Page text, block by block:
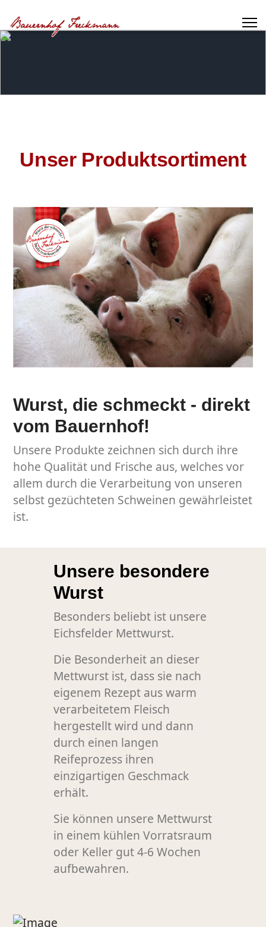
Unser Produktsortiment
Wurst, die schmeckt - direkt
vom Bauernhof!
Unsere Produkte zeichnen sich durch ihre
hohe Qualität und Frische aus, welches vor
allem durch die Verarbeitung von unseren
selbst gezüchteten Schweinen gewährleistet
ist.
Unsere besondere
Wurst
Besonders beliebt ist unsere
Eichsfelder Mettwurst.
Die Besonderheit an dieser
Mettwurst ist, dass sie nach
eigenem Rezept aus warm
verarbeitetem Fleisch
hergestellt wird und dann
durch einen langen
Reifeprozess ihren
einzigartigen Geschmack
erhält.
Sie können unsere Mettwurst
in einem kühlen Vorratsraum
oder Keller gut 4-6 Wochen
aufbewahren.